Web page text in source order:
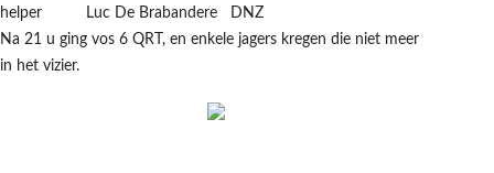
helper
Luc De Brabandere
DNZ
Na 21 u ging vos 6 QRT, en enkele jagers kregen die niet meer
in het vizier.